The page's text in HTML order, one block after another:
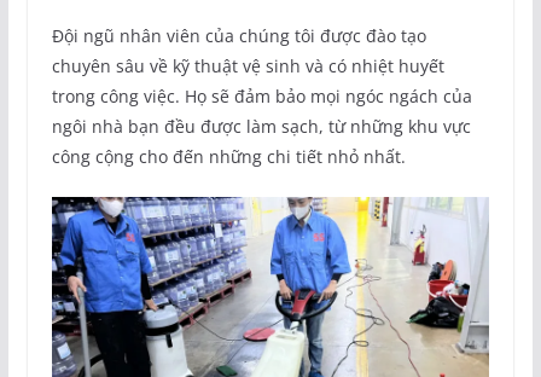
Đội ngũ nhân viên của chúng tôi được đào tạo
chuyên sâu về kỹ thuật vệ sinh và có nhiệt huyết
trong công việc. Họ sẽ đảm bảo mọi ngóc ngách của
ngôi nhà bạn đều được làm sạch, từ những khu vực
công cộng cho đến những chi tiết nhỏ nhất.